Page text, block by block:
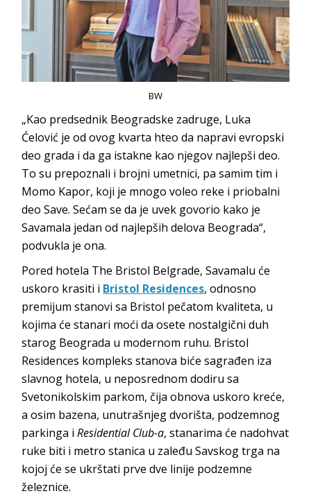
BW
„Kao predsednik Beogradske zadruge, Luka
Ćelović je od ovog kvarta hteo da napravi evropski
deo grada i da ga istakne kao njegov najlepši deo.
To su prepoznali i brojni umetnici, pa samim tim i
Momo Kapor, koji je mnogo voleo reke i priobalni
deo Save. Sećam se da je uvek govorio kako je
Savamala jedan od najlepših delova Beograda“,
podvukla je ona.
Pored hotela The Bristol Belgrade, Savamalu će
uskoro krasiti i Bristol Residences, odnosno
premijum stanovi sa Bristol pečatom kvaliteta, u
kojima će stanari moći da osete nostalgični duh
starog Beograda u modernom ruhu. Bristol
Residences kompleks stanova biće sagrađen iza
slavnog hotela, u neposrednom dodiru sa
Svetonikolskim parkom, čija obnova uskoro kreće,
a osim bazena, unutrašnjeg dvorišta, podzemnog
parkinga iResidential Club-a, stanarima će nadohvat
ruke biti i metro stanica u zaleđu Savskog trga na
kojoj će se ukrštati prve dve linije podzemne
železnice.